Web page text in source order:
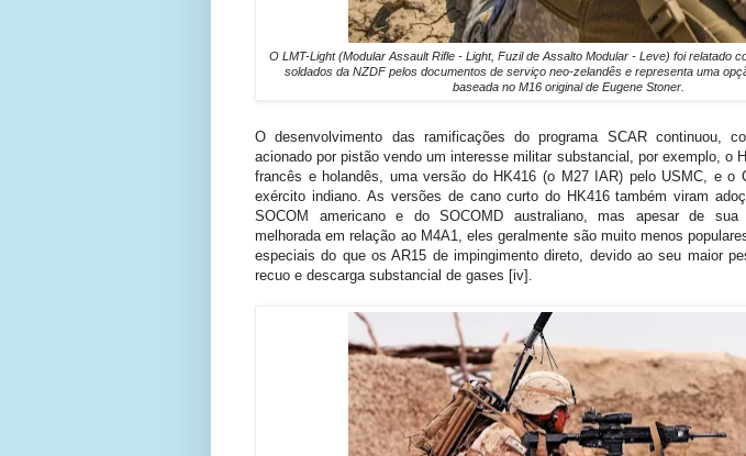
O LMT-Light (Modular Assault Rifle - Light, Fuzil de Assalto Modular - Leve) foi relatado
soldados da NZDF pelos documentos de serviço neo-zelandês e representa uma
baseada no M16 original de Eugene Stoner.
O desenvolvimento das ramificações do programa SCAR continuou,
acionado por pistão vendo um interesse militar substancial, por exemplo, o
francês e holandês, uma versão do HK416 (o M27 IAR) pelo USMC, e o
exército indiano. As versões de cano curto do HK416 também viram
SOCOM americano e do SOCOMD australiano, mas apesar de sua
melhorada em relação ao M4A1, eles geralmente são muito menos
especiais do que os AR15 de impingimento direto, devido ao seu maior
recuo e descarga substancial de gases [iv].